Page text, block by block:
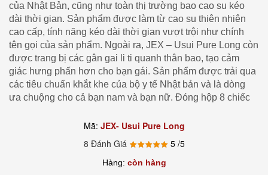
của Nhật Bản, cũng như toàn thị trường bao cao su kéo
dài thời gian. Sản phẩm được làm từ cao su thiên nhiên
cao cấp, tính năng kéo dài thời gian vượt trội như chính
tên gọi của sản phẩm. Ngoài ra, JEX – Usui Pure Long còn
được trang bị các gân gai li ti quanh thân bao, tạo cảm
giác hưng phấn hơn cho bạn gái. Sản phẩm được trải qua
các tiêu chuẩn khắt khe của bộ y tế Nhật bản và là dòng
ưa chuộng cho cả bạn nam và bạn nữ. Đóng hộp 8 chiếc
Mã: JEX- Usui Pure Long
8 Đánh Giá
5 /5
Hàng: còn hàng